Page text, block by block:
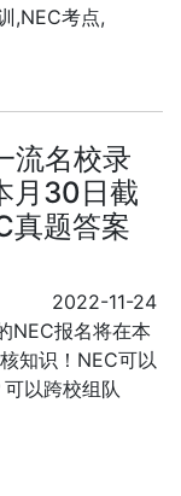
,NEC考点,
流名校录
月30日截
真题答案
2022-11-24
NEC报名将在本
知识！NEC可以
以跨校组队